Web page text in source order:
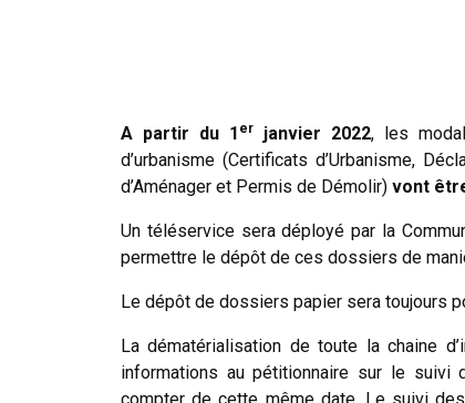
A partir du 1 erjanvier 2022, les
d’urbanisme (Certificats d’Urbanisme,
d’Aménager et Permis de Démolir) vont
Un téléservice sera déployé par la
permettre le dépôt de ces dossiers de
Le dépôt de dossiers papier sera toujours
La dématérialisation de toute la chaine
informations au pétitionnaire sur le